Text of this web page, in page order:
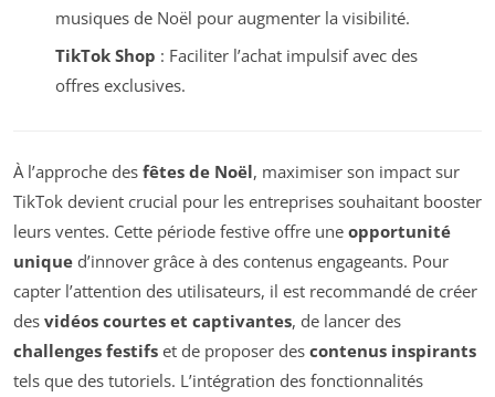
musiques de Noël pour augmenter la visibilité.
TikTok Shop : Faciliter l’achat impulsif avec des
offres exclusives.
À l’approche des fêtes de Noël, maximiser son impact sur
TikTok devient crucial pour les entreprises souhaitant booster
leurs ventes. Cette période festive offre une opportunité
unique d’innover grâce à des contenus engageants. Pour
capter l’attention des utilisateurs, il est recommandé de créer
des vidéos courtes et captivantes, de lancer des
challenges festifs et de proposer des contenus inspirants
tels que des tutoriels. L’intégration des fonctionnalités